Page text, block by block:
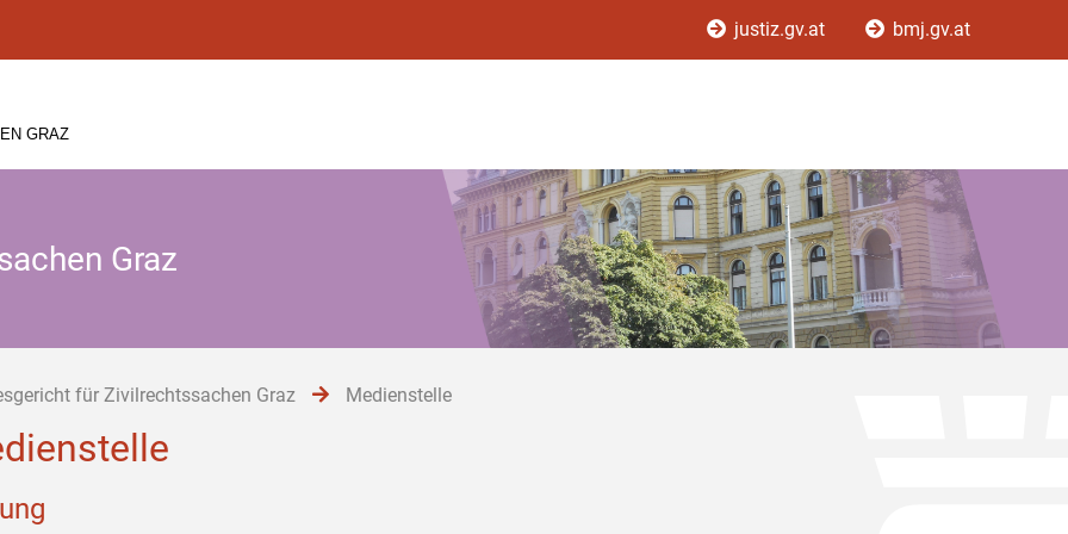
justiz.gv.at bmj.gv.at
GRAZ
Graz
für Zivilrechtssachen Graz Medienstelle